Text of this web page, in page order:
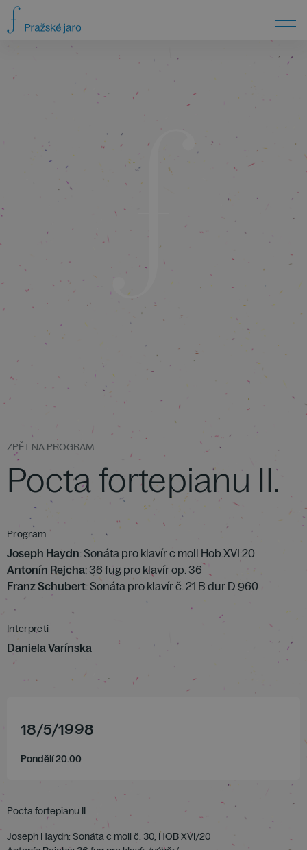
ZPĚT NA PROGRAM
Pocta fortepianu II.
Program
Joseph Haydn: Sonáta pro klavír c moll Hob.XVI:20
Antonín Rejcha: 36 fug pro klavír op. 36
Franz Schubert: Sonáta pro klavír č. 21 B dur D 960
Interpreti
Daniela Varínska
18/5/1998
Pondělí 20.00
Pocta fortepianu II.
Joseph Haydn: Sonáta c moll č. 30, HOB XVI/20